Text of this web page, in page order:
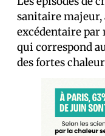
sanitaire
excédentaire par
qui correspond
des fortes